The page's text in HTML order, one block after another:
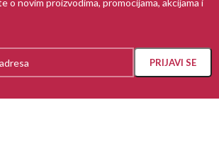
o novim proizvodima, promocijama, akcijama i